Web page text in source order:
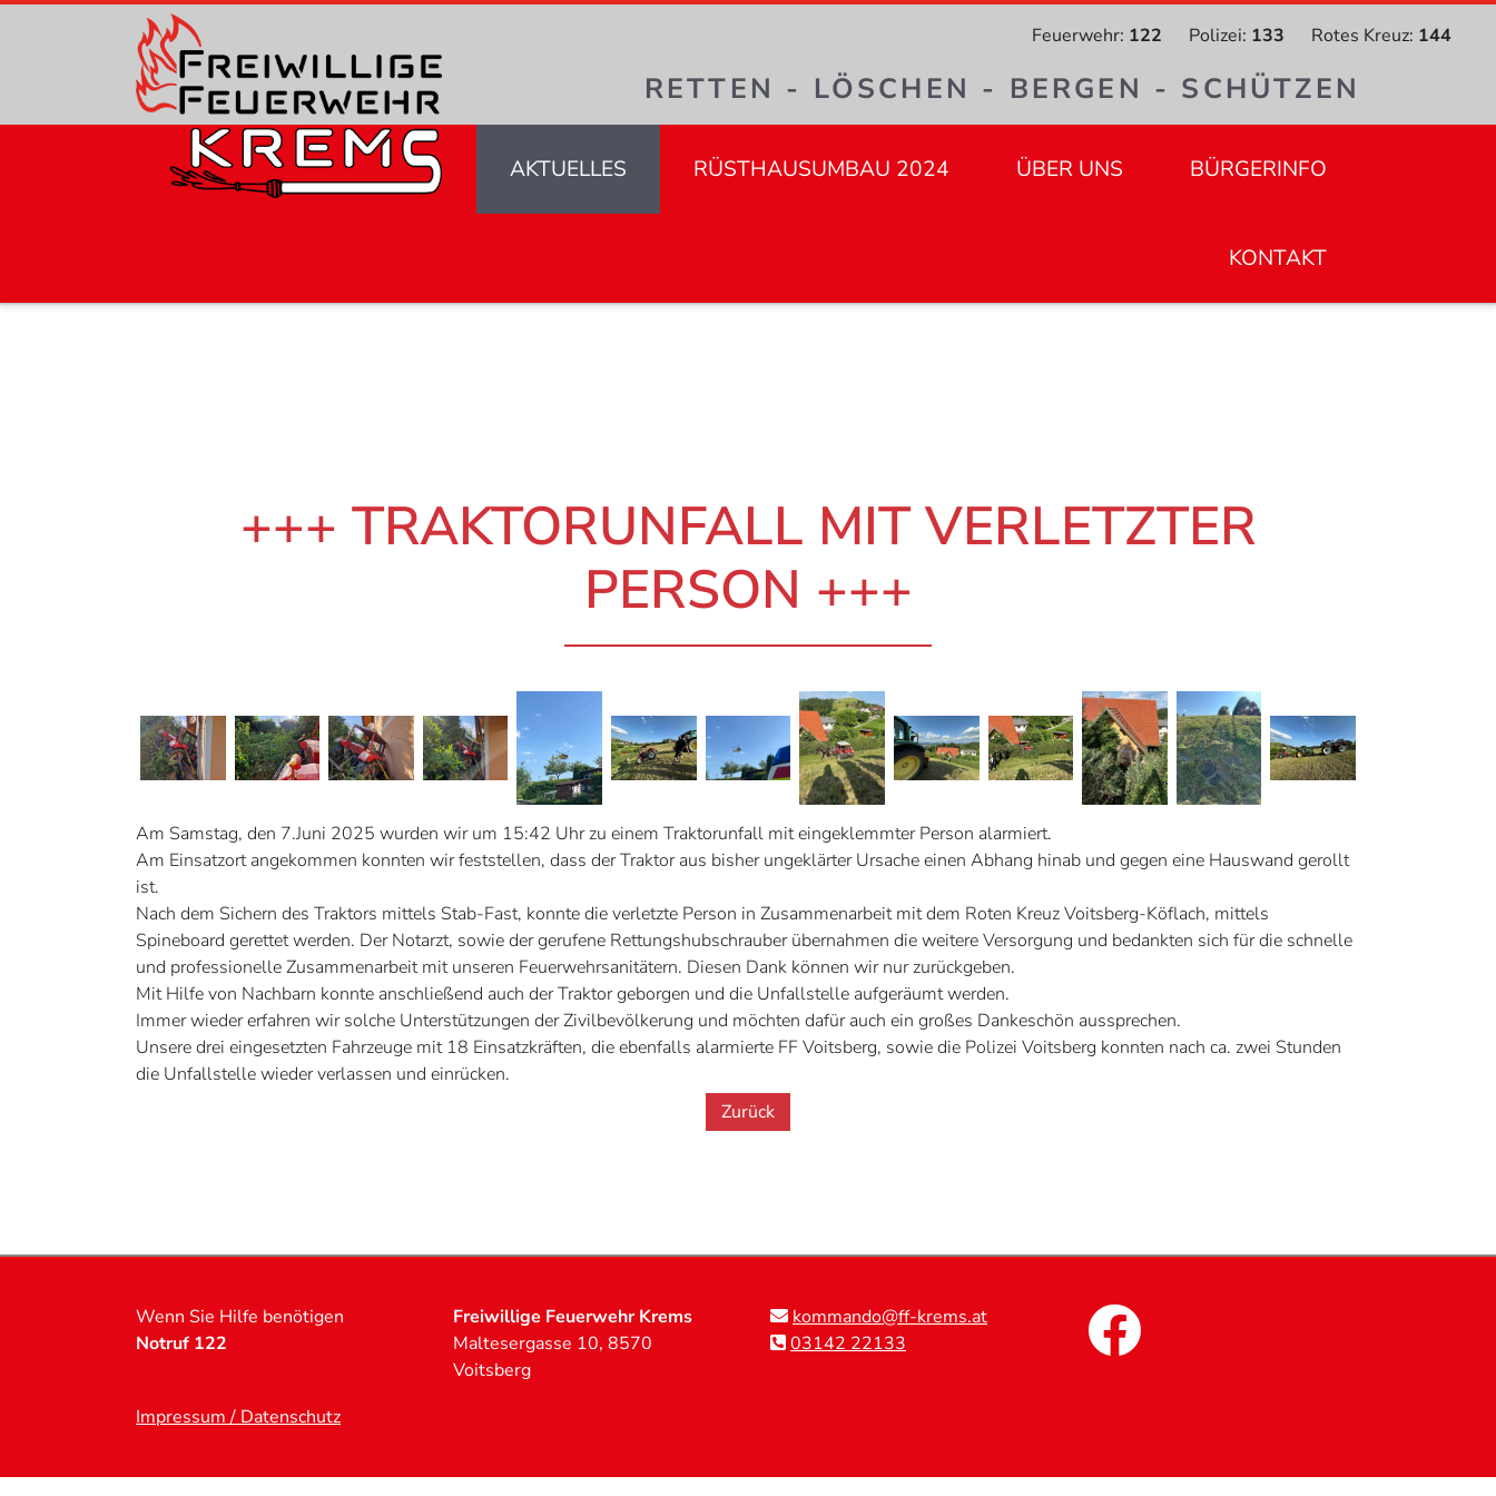
Feuerwehr: 122 Polizei: 133 Rotes Kreuz: 144
RETTEN - LÖSCHEN - BERGEN - SCHÜTZEN
AKTUELLES RÜSTHAUSUMBAU 2024 ÜBER UNS BÜRGERINFO
KONTAKT
+++ TRAKTORUNFALL MIT VERLETZTER
PERSON +++
Am Samstag, den 7.Juni 2025 wurden wir um 15:42 Uhr zu einem Traktorunfall mit eingeklemmter Person alarmiert.
Am Einsatzort angekommen konnten wir feststellen, dass der Traktor aus bisher ungeklärter Ursache einen Abhang hinab und gegen eine Hauswand gerollt
ist.
Nach dem Sichern des Traktors mittels Stab-Fast, konnte die verletzte Person in Zusammenarbeit mit dem Roten Kreuz Voitsberg-Köflach, mittels
Spineboard gerettet werden. Der Notarzt, sowie der gerufene Rettungshubschrauber übernahmen die weitere Versorgung und bedankten sich für die schnelle
und professionelle Zusammenarbeit mit unseren Feuerwehrsanitätern. Diesen Dank können wir nur zurückgeben.
Mit Hilfe von Nachbarn konnte anschließend auch der Traktor geborgen und die Unfallstelle aufgeräumt werden.
Immer wieder erfahren wir solche Unterstützungen der Zivilbevölkerung und möchten dafür auch ein großes Dankeschön aussprechen.
Unsere drei eingesetzten Fahrzeuge mit 18 Einsatzkräften, die ebenfalls alarmierte FF Voitsberg, sowie die Polizei Voitsberg konnten nach ca. zwei Stunden
die Unfallstelle wieder verlassen und einrücken.
Zurück
Wenn Sie Hilfe benötigen
Notruf 122
Impressum / Datenschutz
Freiwillige Feuerwehr Krems
Maltesergasse 10, 8570
Voitsberg
kommando@ff-krems.at
03142 22133